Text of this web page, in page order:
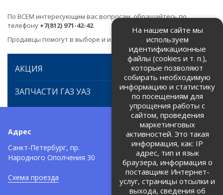
По ВСЕМ интересующим вас вопросам, обращайтесь по
телефону +7(812) 971-42-42
Продавцы помогут в выборе и идентификации товара.
АКЦИЯ
ЗАПЧАСТИ ГАЗ УАЗ
Адрес
Санкт-Петербург, пр.
Народного Ополчения 30
Схема проезда
Телефоны:
+7 (812) 971-42-42
Политика об обработке и
защите персональных данных
Соглашение на обработку
персональных данных
На нашем сайте мы
используем
идентификационные
файлы (cookies и т. п.),
которые позволяют
собирать необходимую
информацию и статистику
по посещениям для
упрощения работы с
сайтом, проведения
маркетинговых
активностей. Это такая
информация, как: IP
адрес, тип и язык
браузера, информация о
поставщике Интернет-
услуг, страницы отсылки и
выхода, сведения об